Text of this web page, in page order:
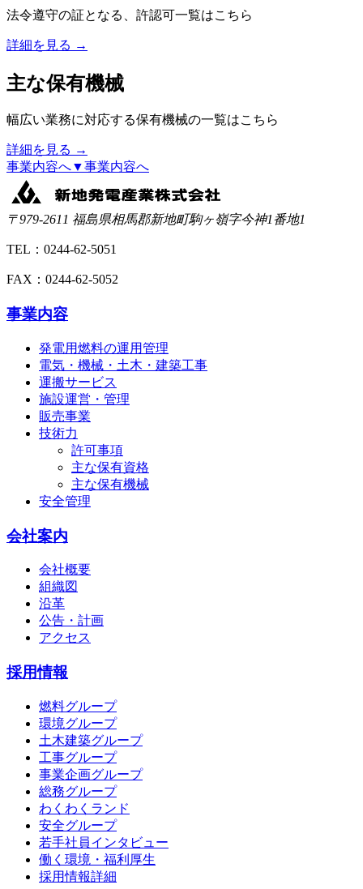
法令遵守の証となる、許認可一覧はこちら
詳細を見る →
主な保有機械
幅広い業務に対応する保有機械の一覧はこちら
詳細を見る →
事業内容へ▼事業内容へ
〒979-2611 福島県相馬郡新地町駒ヶ嶺字今神1番地1
TEL：0244-62-5051
FAX：0244-62-5052
事業内容
発電用燃料の運用管理
電気・機械・土木・建築工事
運搬サービス
施設運営・管理
販売事業
技術力
許可事項
主な保有資格
主な保有機械
安全管理
会社案内
会社概要
組織図
沿革
公告・計画
アクセス
採用情報
燃料グループ
環境グループ
土木建築グループ
工事グループ
事業企画グループ
総務グループ
わくわくランド
安全グループ
若手社員インタビュー
働く環境・福利厚生
採用情報詳細